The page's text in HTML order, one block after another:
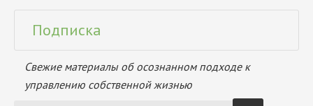
Подписка
Свежие материалы об осознанном подходе к
управлению собственной жизнью